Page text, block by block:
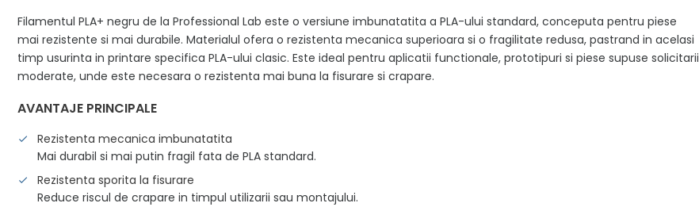
Filamentul PLA+ negru de la Professional Lab este o versiune imbunatatita a PLA-ului standard, conceputa pentru piese
mai rezistente si mai durabile. Materialul ofera o rezistenta mecanica superioara si o fragilitate redusa, pastrand in acelasi
timp usurinta in printare specifica PLA-ului clasic. Este ideal pentru aplicatii functionale, prototipuri si piese supuse solicitarii
moderate, unde este necesara o rezistenta mai buna la fisurare si crapare.
AVANTAJE PRINCIPALE
Rezistenta mecanica imbunatatita
Mai durabil si mai putin fragil fata de PLA standard.
Rezistenta sporita la fisurare
Reduce riscul de crapare in timpul utilizarii sau montajului.